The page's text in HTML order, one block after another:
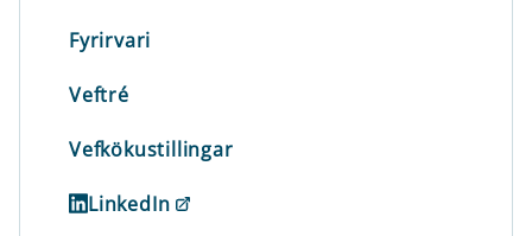
Fyrirvari
Veftré
Vefkökustillingar
LinkedIn